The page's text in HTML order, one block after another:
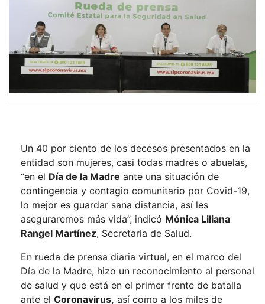
Un 40 por ciento de los decesos presentados en la
entidad son mujeres, casi todas madres o abuelas,
“en el Día de la Madre ante una situación de
contingencia y contagio comunitario por Covid-19,
lo mejor es guardar sana distancia, así les
aseguraremos más vida”, indicó Mónica Liliana
Rangel Martínez, Secretaria de Salud.
En rueda de prensa diaria virtual, en el marco del
Día de la Madre, hizo un reconocimiento al personal
de salud y que está en el primer frente de batalla
ante el Coronavirus, así como a los miles de